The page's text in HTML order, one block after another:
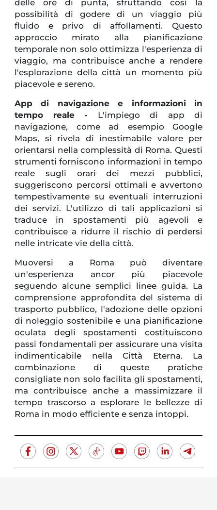
delle ore di punta, sfruttando così la
possibilità di godere di un viaggio più
fluido e privo di affollamenti. Questo
approccio mirato alla pianificazione
temporale non solo ottimizza l'esperienza di
viaggio, ma contribuisce anche a rendere
l'esplorazione della città un momento più
piacevole e sereno.
App di navigazione e informazioni in
tempo reale - L'impiego di app di
navigazione, come ad esempio Google
Maps, si rivela di inestimabile valore per
orientarsi nella complessità di Roma. Questi
strumenti forniscono informazioni in tempo
reale sugli orari dei mezzi pubblici,
suggeriscono percorsi ottimali e avvertono
tempestivamente su eventuali interruzioni
dei servizi. L'utilizzo di tali applicazioni si
traduce in spostamenti più agevoli e
contribuisce a ridurre il rischio di perdersi
nelle intricate vie della città.
Muoversi a Roma può diventare
un'esperienza ancor più piacevole
seguendo alcune semplici linee guida. La
comprensione approfondita del sistema di
trasporto pubblico, l'adozione delle opzioni
di noleggio sostenibile e una pianificazione
oculata degli spostamenti costituiscono
passi fondamentali per assicurare una visita
indimenticabile nella Città Eterna. La
combinazione di queste pratiche
consigliate non solo facilita gli spostamenti,
ma contribuisce anche a massimizzare il
tempo trascorso a esplorare le bellezze di
Roma in modo efficiente e senza intoppi.